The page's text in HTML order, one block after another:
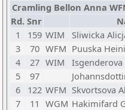
Cramling Bellon Anna
Rd. Snr
1
159 WIM Sliwicka
3
70 WFM Puuska Heini
4
27 WIM Isgenderova
5
97
6
122 WFM Skvortsova
7
11 WGM Hakimifard